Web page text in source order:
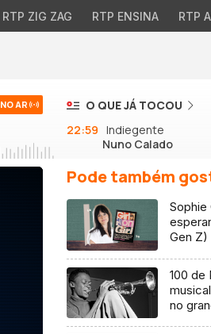
RTP ZIG ZAG RTP ENSINA RTP
NO AR
O QUE JÁ TOCOU
22:59 Indiegente
Nuno Calado
Pode também
Sophie
Gen
100 de
no